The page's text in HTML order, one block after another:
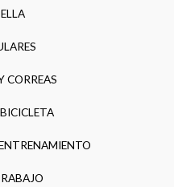
CORREAS